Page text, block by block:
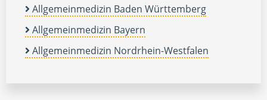
Allgemeinmedizin Baden Württemberg
Allgemeinmedizin Bayern
Allgemeinmedizin Nordrhein-Westfalen